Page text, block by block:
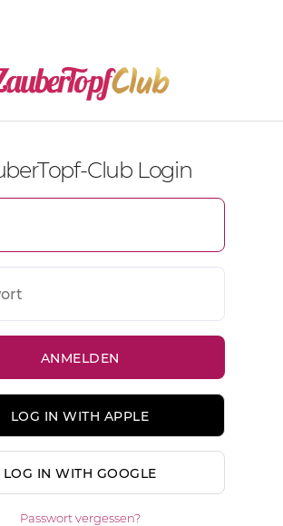
Club Login
LOG IN WITH APPLE
LOG IN WITH GOOGLE
Passwort vergessen?